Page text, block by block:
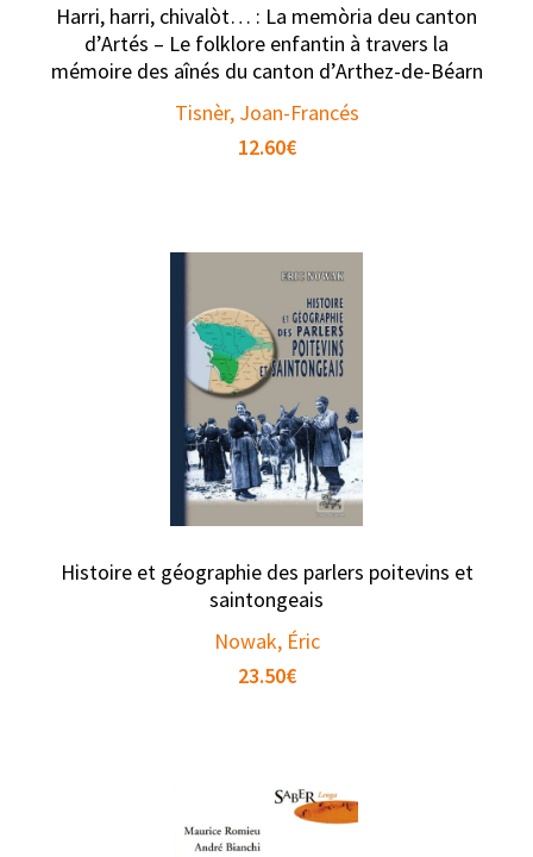
Harri, harri, chivalòt… : La memòria deu canton
d’Artés – Le folklore enfantin à travers la
mémoire des aînés du canton d’Arthez-de-Béarn
Tisnèr, Joan-Francés
12.60€
Histoire et géographie des parlers poitevins et
saintongeais
Nowak, Éric
23.50€